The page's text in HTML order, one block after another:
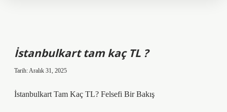
İstanbulkart tam kaç TL ?
Tarih: Aralık 31, 2025
İstanbulkart Tam Kaç TL? Felsefi Bir Bakış